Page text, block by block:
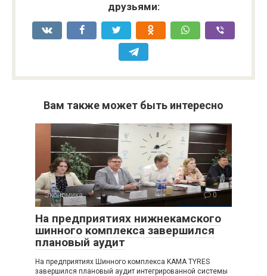
друзьями:
Вам также может быть интересно
Экономика 0
На предприятиях нижнекамского
шинного комплекса завершился
плановый аудит
На предприятиях Шинного комплекса KAMA TYRES
завершился плановый аудит интегрированной системы